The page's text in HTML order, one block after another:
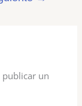
publicar un